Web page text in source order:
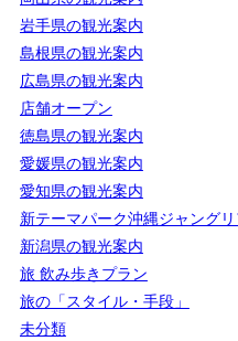
岩手県の観光案内
島根県の観光案内
広島県の観光案内
店舗オープン
徳島県の観光案内
愛媛県の観光案内
愛知県の観光案内
新テーマパーク沖縄ジャングリ
新潟県の観光案内
旅 飲み歩きプラン
旅の「スタイル・手段」
未分類